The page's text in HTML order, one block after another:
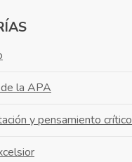
la APA
y pensamiento crítico